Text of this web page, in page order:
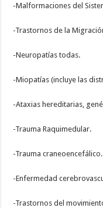
-Malformaciones del
-Trastornos de la
-Neuropatías todas.
-Miopatías (incluye las
-Ataxias hereditarias,
-Trauma Raquimedular.
-Trauma craneoencefálico.
-Enfermedad
-Trastornos del